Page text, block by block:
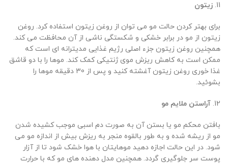
11. زیتون
برای بهتر کردن حالت مو می توان از روغن زیتون استفاده کرد. روغن
زیتون از مو در برابر خشکی و شکستگی ناشی از آن محافظت می کند.
همچنین روغن زیتون جزء اصلی رژیم غذایی مدیترانه ای است که
ممکن است به کاهش ریزش موی ژنتیکی کمک کند. موها را با دو قاشق
غذا خوری روغن زیتون آغشته کنید و پس از 30 دقیقه موها را
بشوئید.
12. آراستن ملایم مو
بافتن محکم مو یا بستن آن به صورت دم اسبی موجب کشیده شدن
مو از ریشه شده و به طور بالقوه منجر به ریزش بیش از اندازه مو می
شود. در این حالت اجازه دهید موهایتان با هوا خشک شود تا از آزار
پوست سر جلوگیری گردد. همچنین مدل دهنده های مو که با حرارت